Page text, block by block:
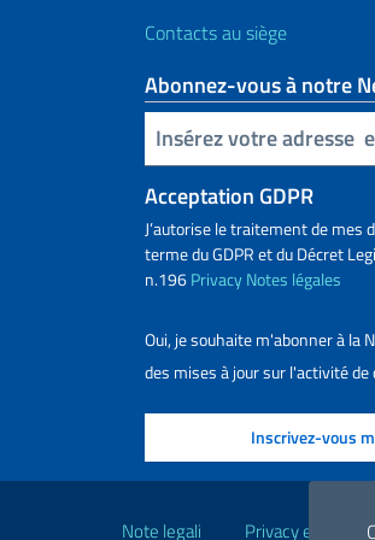
Contacts au siège
Abonnez-vous à notre
Insert your email
Acceptation GDPR
J’autorise le traitement de mes
terme du GDPR et du Décret
n.196PrivacyNotes légales
Oui, je souhaite m'abonner à la
des mises à jour sur l'activité de
Note legali Privacy e cookie